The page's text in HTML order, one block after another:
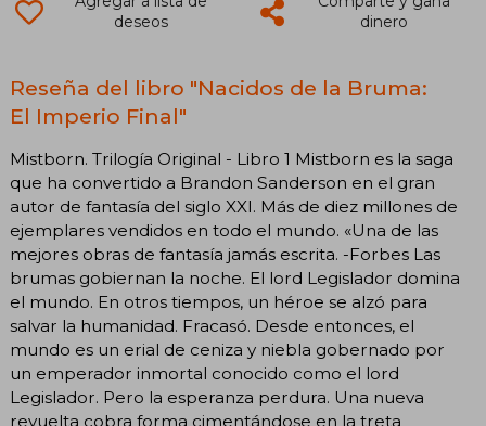
deseos
dinero
Reseña del libro "Nacidos de la Bruma:
El Imperio Final"
Mistborn. Trilogía Original - Libro 1 Mistborn es la saga
que ha convertido a Brandon Sanderson en el gran
autor de fantasía del siglo XXI. Más de diez millones de
ejemplares vendidos en todo el mundo. «Una de las
mejores obras de fantasía jamás escrita. -Forbes Las
brumas gobiernan la noche. El lord Legislador domina
el mundo. En otros tiempos, un héroe se alzó para
salvar la humanidad. Fracasó. Desde entonces, el
mundo es un erial de ceniza y niebla gobernado por
un emperador inmortal conocido como el lord
Legislador. Pero la esperanza perdura. Una nueva
revuelta cobra forma cimentándose en la treta